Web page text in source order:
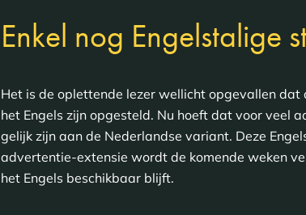
Enkel nog Engelstalige
Het is de oplettende lezer wellicht opgevallen
het Engels zijn opgesteld. Nu hoeft dat voor veel
gelijk zijn aan de Nederlandse variant. Deze
advertentie-extensie wordt de komende weken
het Engels beschikbaar blijft.